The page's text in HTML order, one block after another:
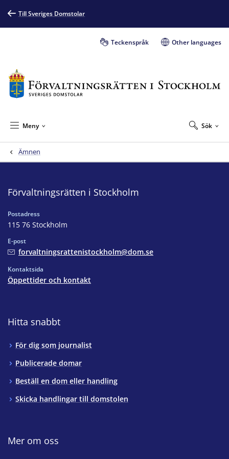
Till Sveriges Domstolar
Teckenspråk Other languages
Sök
Meny
Ämnen
Förvaltningsrätten i Stockholm
Postadress
115 76 Stockholm
E-post
forvaltningsrattenistockholm@dom.se
Kontaktsida
Öppettider och kontakt
Hitta snabbt
För dig som journalist
Publicerade domar
Beställ en dom eller handling
Skicka handlingar till domstolen
Mer om oss